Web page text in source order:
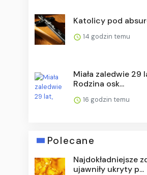
Katolicy pod
14 godzin temu
Miała zaledwie 29
Rodzina osk...
16 godzin temu
Polecane
Najdokładniejsze
ujawniły ukryty p...